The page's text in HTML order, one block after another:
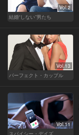
Vol.2
結婚“しない”男たち
Vol.13
パーフェクト・カップル
Vol.11